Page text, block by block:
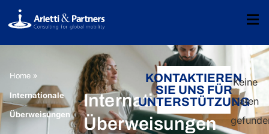
Home »
Internationale
Überweisungen
Internationale
Überweisungen
KONTAKTIEREN
SIE UNS FÜR
UNTERSTÜTZUNG
Keine
Daten